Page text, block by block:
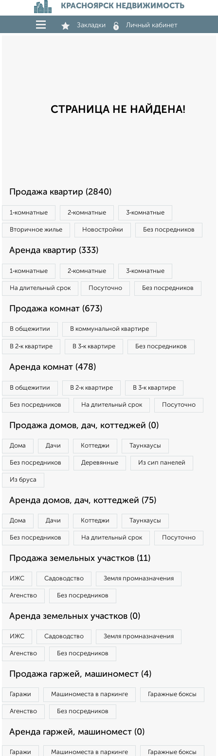
КРАСНОЯРСК НЕДВИЖИМОСТЬ
Закладки Личный кабинет
СТРАНИЦА НЕ НАЙДЕНА!
Продажа квартир (2840)
1‑комнатные 2‑комнатные 3‑комнатные
Вторичное жилье Новостройки Без посредников
Аренда квартир (333)
1‑комнатные 2‑комнатные 3‑комнатные
На длительный срок Посуточно Без посредников
Продажа комнат (673)
В общежитии В коммунальной квартире
В 2‑к квартире В 3‑к квартире Без посредников
Аренда комнат (478)
В общежитии В 2‑к квартире В 3‑к квартире
Без посредников На длительный срок Посуточно
Продажа домов, дач, коттеджей (0)
Дома Дачи Коттеджи Таунхаусы
Без посредников Деревянные Из сип панелей
Из бруса
Аренда домов, дач, коттеджей (75)
Дома Дачи Коттеджи Таунхаусы
Без посредников На длительный срок Посуточно
Продажа земельных участков (11)
ИЖС Садоводство Земля промназначения
Агенство Без посредников
Аренда земельных участков (0)
ИЖС Садоводство Земля промназначения
Агенство Без посредников
Продажа гаржей, машиномест (4)
Гаражи Машиноместа в паркинге Гаражные боксы
Агенство Без посредников
Аренда гаржей, машиномест (0)
Гаражи Машиноместа в паркинге Гаражные боксы